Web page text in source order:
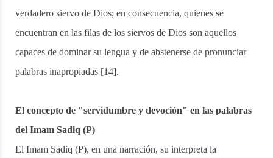
verdadero siervo de Dios; en consecuencia, quienes se
encuentran en las filas de los siervos de Dios son aquellos
capaces de dominar su lengua y de abstenerse de pronunciar
palabras inapropiadas [14].
El concepto de "servidumbre y devoción" en las palabras
del Imam Sadiq (P)
El Imam Sadiq (P), en una narración, su interpreta la